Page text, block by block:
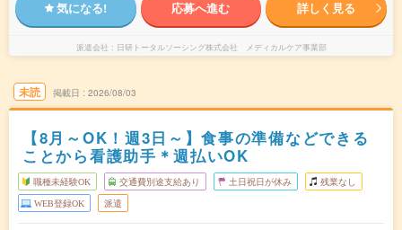
気になる! 応募へ進む 詳しく見る
派遣会社 日研トータルソーシング株式会社 メディカルケア事業部
未読 掲載日 2026/08/03
【8月～OK！週3日～】食事の準備などできる
ことから看護助手＊週払いOK
職種未経験OK 交通費別途支給あり 土日祝日が休み 残業なし
WEB登録OK 派遣